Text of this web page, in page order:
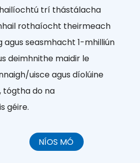
trí thástálacha
rothaíocht theirmeach
agus seasmhacht 1-mhilliún
deimhnithe maidir le
uisce agus díolúine
tógtha do na
géire.
NÍOS MÓ